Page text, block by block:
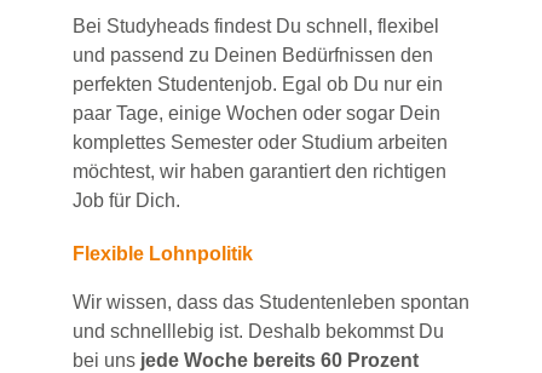
Bei Studyheads findest Du schnell, flexibel
und passend zu Deinen Bedürfnissen den
perfekten Studentenjob. Egal ob Du nur ein
paar Tage, einige Wochen oder sogar Dein
komplettes Semester oder Studium arbeiten
möchtest, wir haben garantiertden richtigen
Job für Dich.
Flexible Lohnpolitik
Wir wissen, dass das Studentenleben spontan
und schnelllebig ist. Deshalb bekommst Du
bei uns jede Woche bereits 60 Prozent